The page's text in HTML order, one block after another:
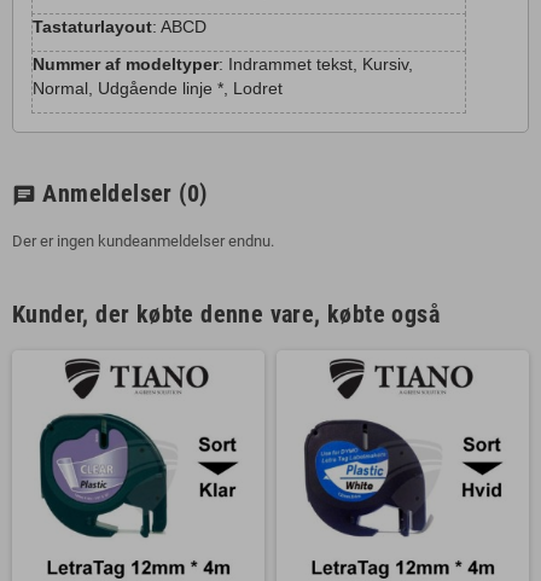
Tastaturlayout: ABCD
Nummer af modeltyper: Indrammet tekst, Kursiv,
Normal, Udgående linje *, Lodret
chat Anmeldelser (0)
Der er ingen kundeanmeldelser endnu.
Kunder, der købte denne vare, købte også